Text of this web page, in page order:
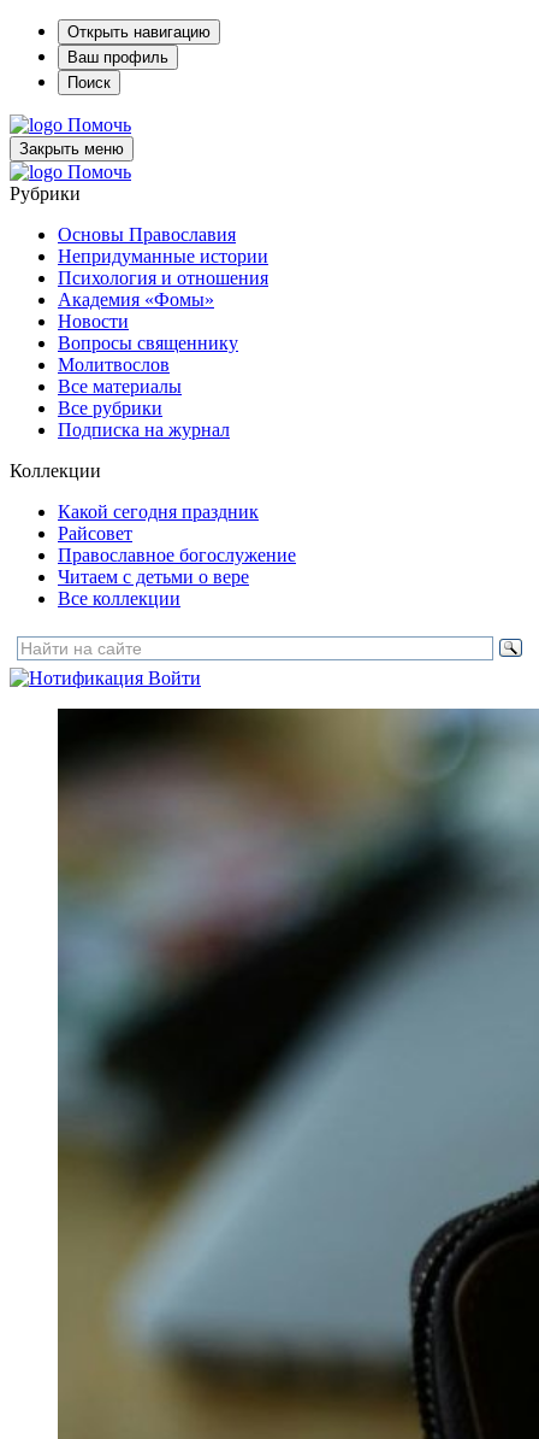
Открыть навигацию
Ваш профиль
Поиск
Помочь
Закрыть меню
Помочь
Рубрики
Основы Православия
Непридуманные истории
Психология и отношения
Академия «Фомы»
Новости
Вопросы священнику
Молитвослов
Все материалы
Все рубрики
Подписка на журнал
Коллекции
Какой сегодня праздник
Райсовет
Православное богослужение
Читаем с детьми о вере
Все коллекции
Войти